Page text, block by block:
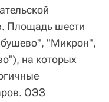
Площадь шести
"Микрон",
на которых
ОЭЗ